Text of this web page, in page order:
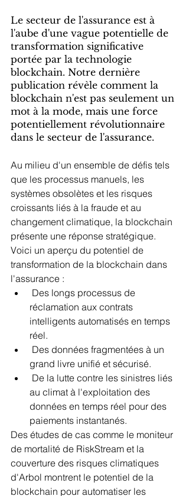
Le secteur de l'assurance est à
l'aube d'une vague potentielle de
transformation significative
portée par la technologie
blockchain. Notre dernière
publication révèle comment la
blockchain n'est pas seulement un
mot à la mode, mais une force
potentiellement révolutionnaire
dans le secteur de l'assurance.
Au milieu d'un ensemble de défis tels
que les processus manuels, les
systèmes obsolètes et les risques
croissants liés à la fraude et au
changement climatique, la blockchain
présente une réponse stratégique.
Voici un aperçu du potentiel de
transformation de la blockchain dans
l'assurance :
réclamation aux contrats
intelligents automatisés en temps
réel.
grand livre unifié et sécurisé.
au climat à l'exploitation des
données en temps réel pour des
paiements instantanés.
Des études de cas comme le moniteur
de mortalité de RiskStream et la
couverture des risques climatiques
d'Arbol montrent le potentiel de la
blockchain pour automatiser les